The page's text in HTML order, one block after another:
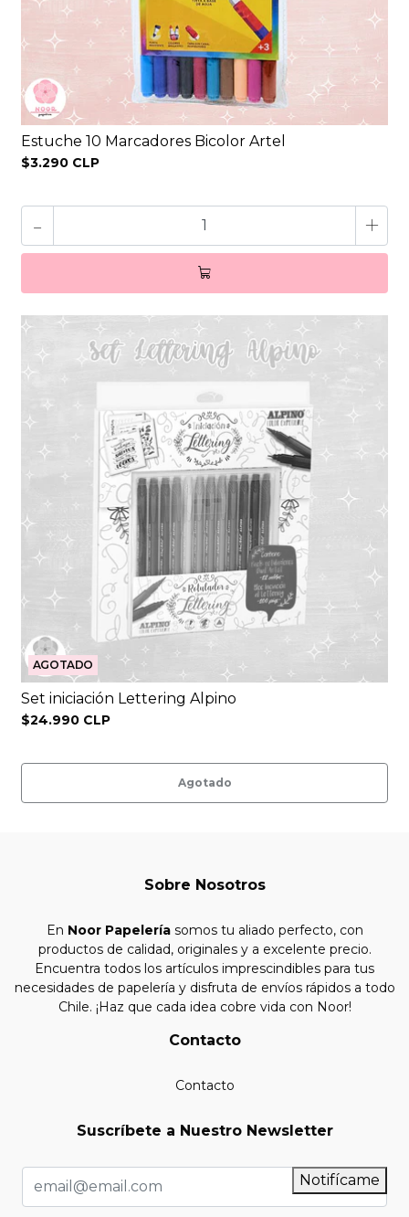
Estuche 10 Marcadores Bicolor Artel
$3.290 CLP
- +
AGOTADO
Set iniciación Lettering Alpino
$24.990 CLP
Agotado
Sobre Nosotros
En Noor Papeleríasomos tu aliado perfecto, con
productos de calidad, originales y a excelente precio.
Encuentra todos los artículos imprescindibles para tus
necesidades de papelería y disfruta de envíos rápidos a todo
Chile. ¡Haz que cada idea cobre vida con Noor!
Contacto
Contacto
Suscríbete a Nuestro Newsletter
Notifícame